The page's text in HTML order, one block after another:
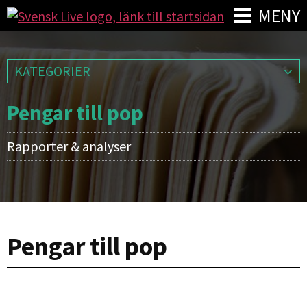
MENY
KATEGORIER
Pengar till pop
Rapporter & analyser
Pengar till pop